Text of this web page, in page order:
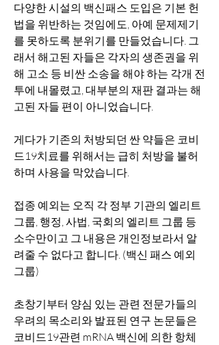
다양한 시설의 백신패스 도입은 기본 헌
법을 위반하는 것임에도, 아예 문제제기
를 못하도록 분위기를 만들었습니다. 그
래서 해고된 자들은 각자의 생존권을 위
해 고소 등 비싼 소송을 해야 하는 각개 전
투에 내몰렸고, 대부분의 재판 결과는 해
고된 자들 편이 아니었습니다.
게다가 기존의 처방되던 싼 약들은 코비
드19치료를 위해서는 급히 처방을 불허
하며 사용을 막았습니다.
접종 예외는 오직 각 정부 기관의 엘리트
그룹, 행정, 사법, 국회의 엘리트 그룹 등
소수만이고 그 내용은 개인정보라서 알
려줄 수 없다고 합니다. (백신 패스 예외
그룹)
초창기부터 양심 있는 관련 전문가들의
우려의 목소리와 발표된 연구 논문들은
코비드19관련 mRNA 백신에 의한 항체